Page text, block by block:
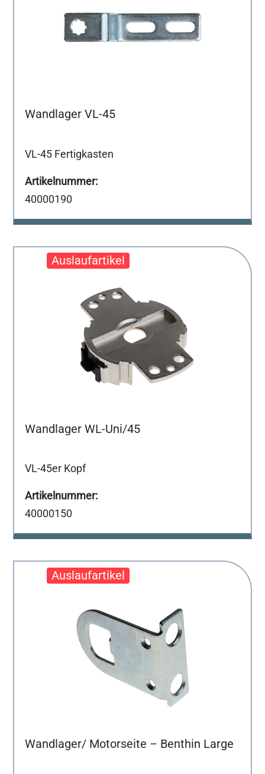
Wandlager VL-45
VL-45 Fertigkasten
40000190
Wandlager WL-Uni/45
VL-45er Kopf
40000150
Wandlager/ Motorseite – Benthin Large